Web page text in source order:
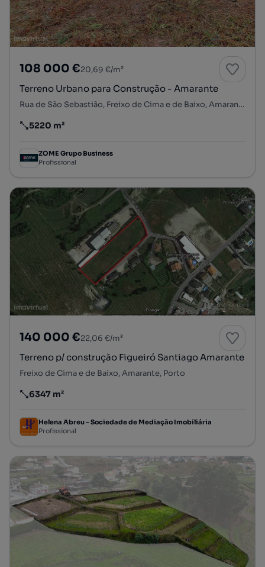
108 000 €20,69 €/m²
Terreno Urbano para Construção - Amarante
Rua de São Sebastião, Freixo de Cima e de Baixo, Amarante, Porto
Preço por metro quadrado
5220 m²
ZOME Grupo Business
Profissional
140 000 €22,06 €/m²
Terreno p/ construção Figueiró Santiago Amarante
Freixo de Cima e de Baixo, Amarante, Porto
Preço por metro quadrado
6347 m²
Helena Abreu – Sociedade de Mediação Imobiliária
Profissional